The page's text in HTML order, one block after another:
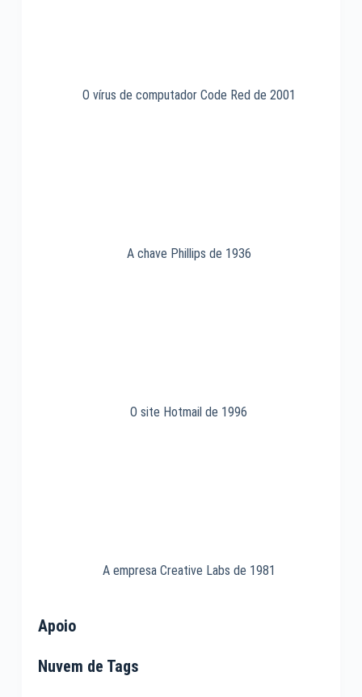
O vírus de computador Code Red de 2001
A chave Phillips de 1936
O site Hotmail de 1996
A empresa Creative Labs de 1981
Apoio
Nuvem de Tags